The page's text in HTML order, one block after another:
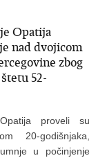
Opatija
nad dvojicom
zbog
52-
proveli su
20-godišnjaka,
u počinjenje